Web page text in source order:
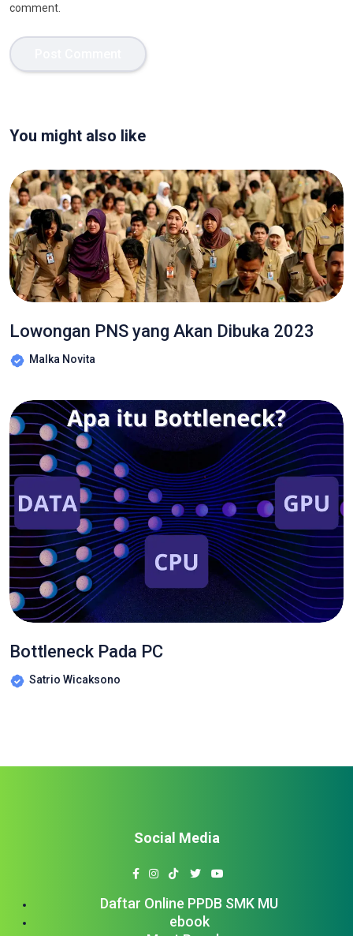
comment.
You might also like
Lowongan PNS yang Akan Dibuka 2023
Malka Novita
Bottleneck Pada PC
Satrio Wicaksono
Daftar Online PPDB SMK MU
ebook
Social Media